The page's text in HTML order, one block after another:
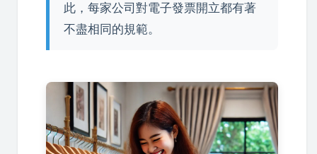
此，每家公司對電子發票開立都有著
不盡相同的規範。